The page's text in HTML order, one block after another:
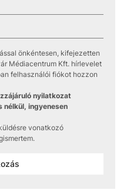
önkéntesen, kifejezetten
Médiacentrum Kft. hírlevelet
felhasználói fiókot hozzon
nyilatkozat
nélkül, ingyenesen
vonatkozó